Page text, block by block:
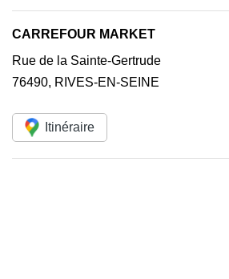
CARREFOUR MARKET
Rue de la Sainte-Gertrude
76490, RIVES-EN-SEINE
Itinéraire